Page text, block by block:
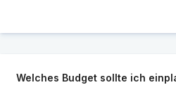
Welches Budget sollte ich